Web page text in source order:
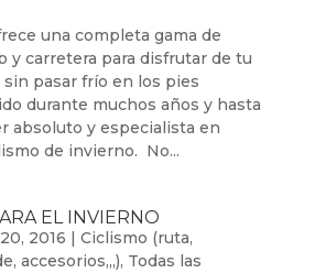
una completa gama de
y carretera para disfrutar de tu
pasar frío en los pies
durante muchos años y hasta
absoluto y especialista en
de invierno. No...
EL INVIERNO
2016 | Ciclismo (ruta,
accesorios,,,), Todas las